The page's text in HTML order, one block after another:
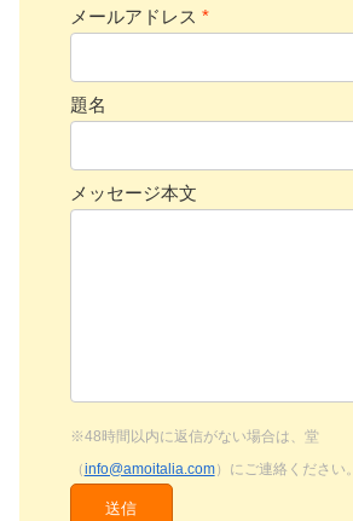
メールアドレス *
題名
メッセージ本文
※48時間以内に返信がない場合は、堂
（info@amoitalia.com）にご連絡ください。